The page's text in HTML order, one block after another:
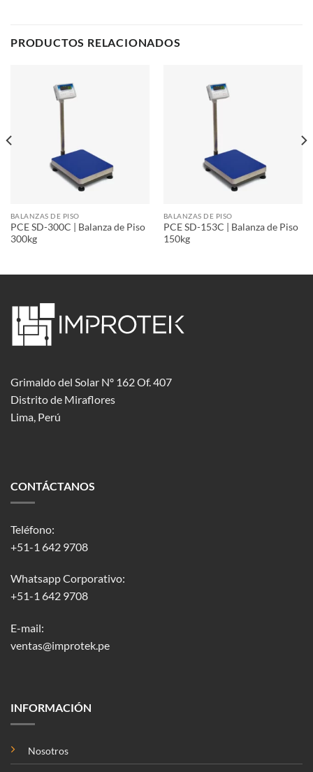
PRODUCTOS RELACIONADOS
BALANZAS DE PISO
PCE SD-300C | Balanza de Piso
300kg
BALANZAS DE PISO
PCE SD-153C | Balanza de Piso
150kg
Grimaldo del Solar Nº 162 Of. 407
Distrito de Miraflores
Lima, Perú
CONTÁCTANOS
Teléfono:
+51-1 642 9708
Whatsapp Corporativo:
+51-1 642 9708
E-mail:
ventas@improtek.pe
INFORMACIÓN
Nosotros